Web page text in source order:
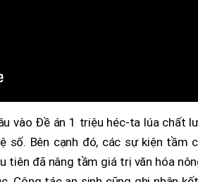
vào Đề án 1 triệu héc-ta lúa chất
số. Bên cạnh đó, các sự kiện tầm
tiên đã nâng tầm giá trị văn hóa